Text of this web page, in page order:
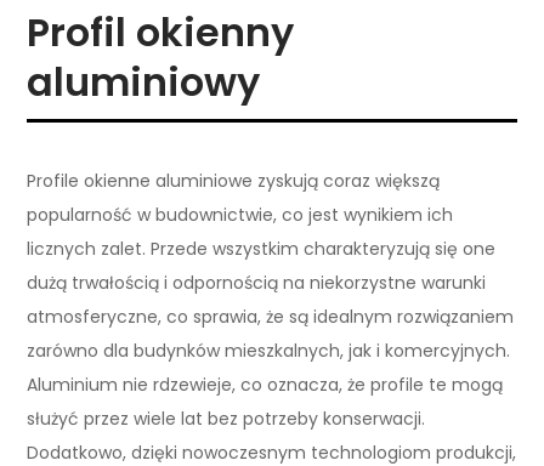
Profil okienny
aluminiowy
Profile okienne aluminiowe zyskują coraz większą
popularność w budownictwie, co jest wynikiem ich
licznych zalet. Przede wszystkim charakteryzują się one
dużą trwałością i odpornością na niekorzystne warunki
atmosferyczne, co sprawia, że są idealnym rozwiązaniem
zarówno dla budynków mieszkalnych, jak i komercyjnych.
Aluminium nie rdzewieje, co oznacza, że profile te mogą
służyć przez wiele lat bez potrzeby konserwacji.
Dodatkowo, dzięki nowoczesnym technologiom produkcji,